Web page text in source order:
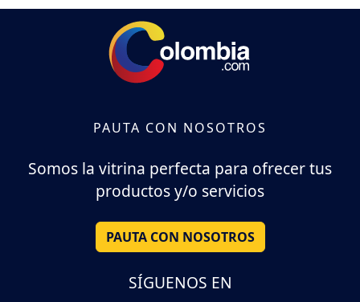
PAUTA CON NOSOTROS
Somos la vitrina perfecta para ofrecer tus
productos y/o servicios
PAUTA CON NOSOTROS
SÍGUENOS EN